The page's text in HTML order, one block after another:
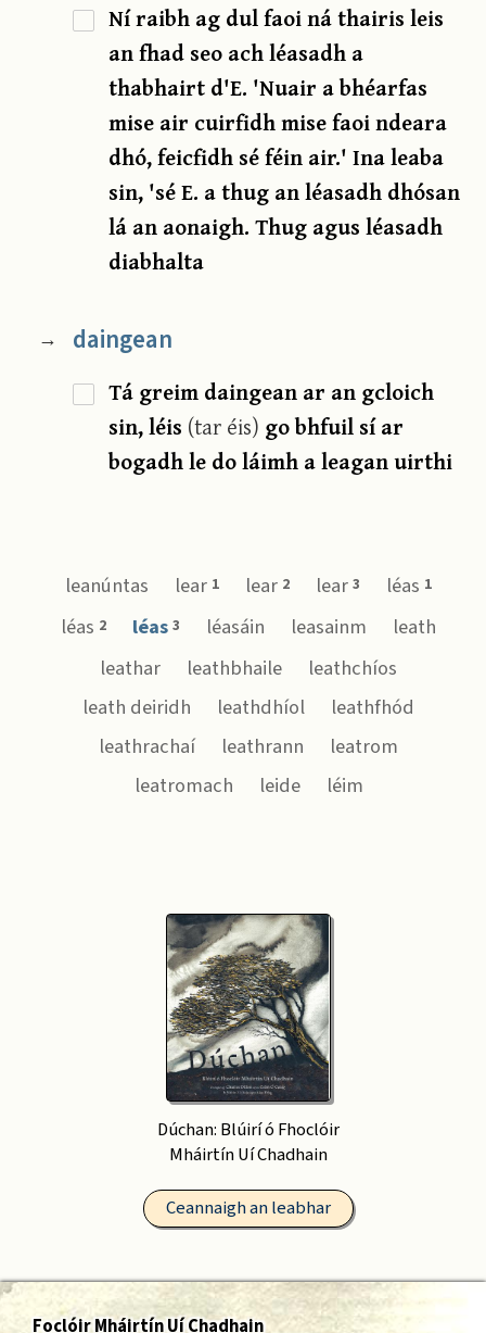
Ní raibh ag dul faoi ná thairis leis
an fhad seo ach léasadh a
thabhairt d'E. 'Nuair a bhéarfas
mise air cuirfidh mise faoi ndeara
dhó, feicfidh sé féin air.' Ina leaba
sin, 'sé E. a thug an léasadh dhósan
lá an aonaigh. Thug agus léasadh
diabhalta
→ daingean
Tá greim daingean ar an gcloich
sin, léis (tar éis) go bhfuil sí ar
bogadh le do láimh a leagan uirthi
leanúntas lear 1 lear 2 lear 3 léas 1
léas 2 léas 3 léasáin leasainm
leath
leathar
leathbhaile
leathchíos
leath deiridh
leathdhíol
leathfhód
leathrachaí
leathrann
leatrom
leatromach
leide léim
Dúchan: Blúirí ó Fhoclóir
Mháirtín Uí Chadhain
Ceannaigh an leabhar
Foclóir Mháirtín Uí Chadhain